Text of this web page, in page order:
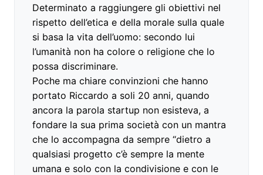
Determinato a raggiungere gli obiettivi nel
rispetto dell’etica e della morale sulla quale
si basa la vita dell’uomo: secondo lui
l’umanità non ha colore o religione che lo
possa discriminare.
Poche ma chiare convinzioni che hanno
portato Riccardo a soli 20 anni, quando
ancora la parola startup non esisteva, a
fondare la sua prima società con un mantra
che lo accompagna da sempre “dietro a
qualsiasi progetto c’è sempre la mente
umana e solo con la condivisione e con le